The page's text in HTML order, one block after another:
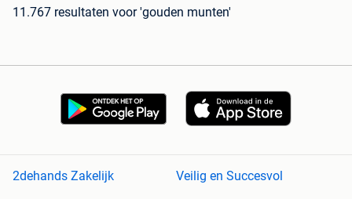
11.767 resultaten voor 'gouden munten'
2dehands Zakelijk
Veilig en Succesvol